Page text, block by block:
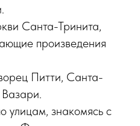
Санта-Тринита,
произведения
Питти, Санта-
улицам, знакомясь с